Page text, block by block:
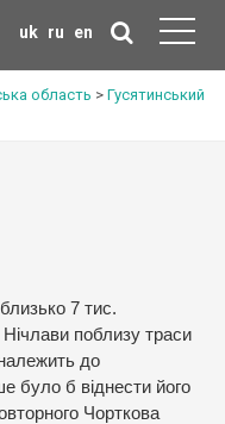
uk ru en
область > Гусятинський
7 тис.
поблизу траси
до
було б віднести його
Чорткова